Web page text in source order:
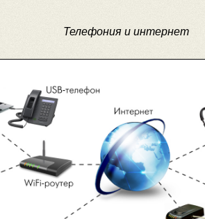
Телефония и интернет